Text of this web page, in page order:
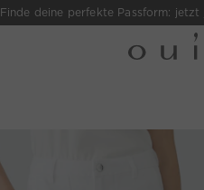
Finde deine perfekte Passform: jetzt